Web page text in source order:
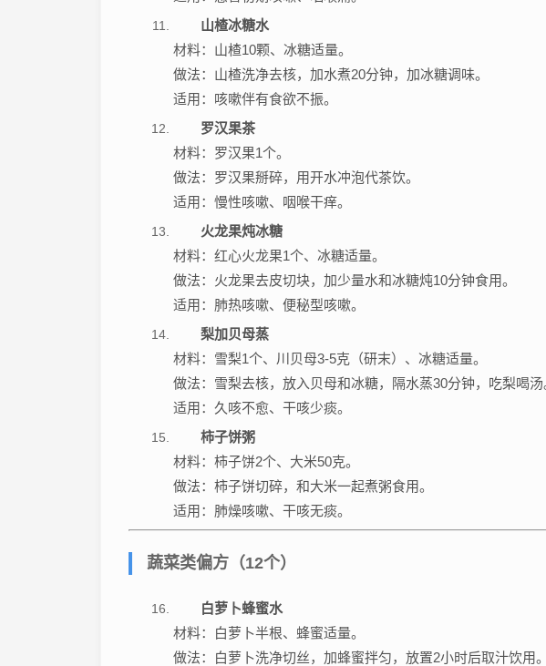
山楂冰糖水
材料：山楂10颗、冰糖适量。
做法：山楂洗净去核，加水煮20分钟，加冰糖调味。
适用：咳嗽伴有食欲不振。
罗汉果茶
材料：罗汉果1个。
做法：罗汉果掰碎，用开水冲泡代茶饮。
适用：慢性咳嗽、咽喉干痒。
火龙果炖冰糖
材料：红心火龙果1个、冰糖适量。
做法：火龙果去皮切块，加少量水和冰糖炖10分钟食用。
适用：肺热咳嗽、便秘型咳嗽。
梨加贝母蒸
材料：雪梨1个、川贝母3-5克（研末）、冰糖适量。
做法：雪梨去核，放入贝母和冰糖，隔水蒸30分钟，吃梨喝汤
适用：久咳不愈、干咳少痰。
柿子饼粥
材料：柿子饼2个、大米50克。
做法：柿子饼切碎，和大米一起煮粥食用。
适用：肺燥咳嗽、干咳无痰。
蔬菜类偏方（12个）
白萝卜蜂蜜水
材料：白萝卜半根、蜂蜜适量。
做法：白萝卜洗净切丝，加蜂蜜拌匀，放置2小时后取汁饮用。